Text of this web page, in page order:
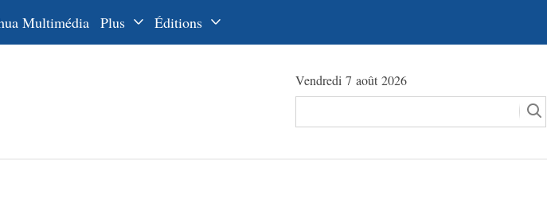
Multimédia Plus Éditions
Vendredi 7 août 2026